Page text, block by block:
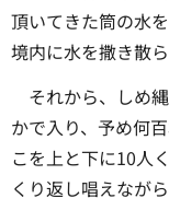
頂いてきた筒の水
境内に水を撒き散ら
それから、しめ
かで入り、予め何
こを上と下に10人
くり返し唱えなが